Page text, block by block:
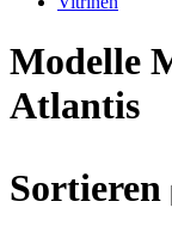
Modelle
Atlantis
Sortieren